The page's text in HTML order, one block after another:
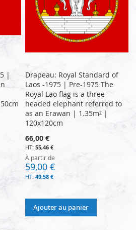
|
Drapeau: Royal Standard of
Laos -1975 | Pre-1975 The
Royal Lao flag is a three
headed elephant referred to
as an Erawan | 1.35m² |
120x120cm
66,00 €
55,46 €
À partir de
59,00 €
49,58 €
Ajouter au panier